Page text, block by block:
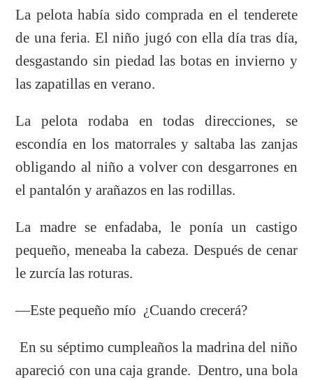
La pelota había sido comprada en el tenderete
de una feria. El niño jugó con ella día tras día,
desgastando sin piedad las botas en invierno y
las zapatillas en verano.
La pelota rodaba en todas direcciones, se
escondía en los matorrales y saltaba las zanjas
obligando al niño a volver con desgarrones en
el pantalón y arañazos en las rodillas.
La madre se enfadaba, le ponía un castigo
pequeño, meneaba la cabeza. Después de cenar
le zurcía las roturas.
—Este pequeño mío ¿Cuando crecerá?
En su séptimo cumpleaños la madrina del niño
apareció con una caja grande. Dentro, una bola